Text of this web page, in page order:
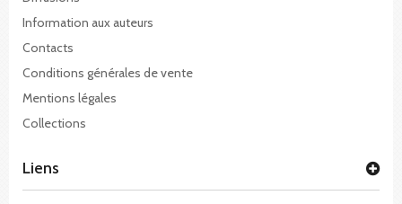
Information aux auteurs
Contacts
Conditions générales de vente
Mentions légales
Collections
Liens